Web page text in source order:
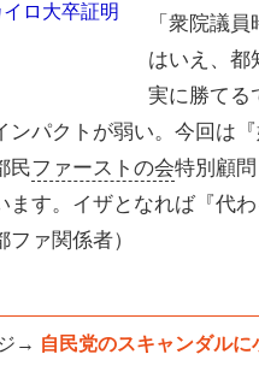
イロ大卒証明
「衆院議
はいえ、都
実に勝てる
ンパクトが弱い。今回は
民ファーストの会特別顧
ます。イザとなれば『代
ァ関係者）
→ 自民党のスキャンダルに